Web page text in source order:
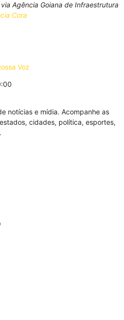
Agência Goiana de Infraestrutura
Cora
Voz
notícias e mídia. Acompanhe as
cidades, política, esportes,